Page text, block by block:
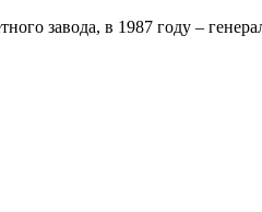
завода, в 1987 году –